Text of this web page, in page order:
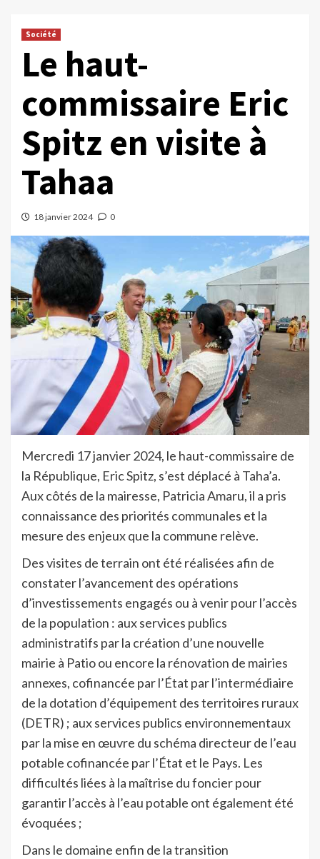
Société
Le haut-
commissaire Eric
Spitz en visite à
Tahaa
18 janvier 2024 0
Mercredi 17 janvier 2024, le haut-commissaire de
la République, Eric Spitz, s’est déplacé à Taha’a.
Aux côtés de la mairesse, Patricia Amaru, il a pris
connaissance des priorités communales et la
mesure des enjeux que la commune relève.
Des visites de terrain ont été réalisées afin de
constater l’avancement des opérations
d’investissements engagés ou à venir pour l’accès
de la population : aux services publics
administratifs par la création d’une nouvelle
mairie à Patio ou encore la rénovation de mairies
annexes, cofinancée par l’État par l’intermédiaire
de la dotation d’équipement des territoires ruraux
(DETR) ; aux services publics environnementaux
par la mise en œuvre du schéma directeur de l’eau
potable cofinancée par l’État et le Pays. Les
difficultés liées à la maîtrise du foncier pour
garantir l’accès à l’eau potable ont également été
évoquées ;
Dans le domaine enfin de la transition